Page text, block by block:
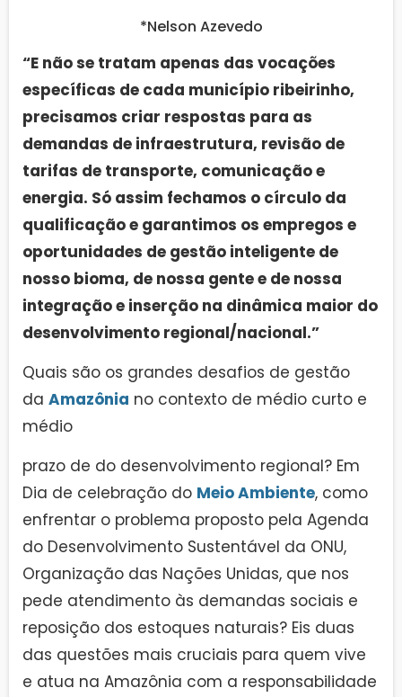
*Nelson Azevedo
“E não se tratam apenas das vocações
específicas de cada município ribeirinho,
precisamos criar respostas para as
demandas de infraestrutura, revisão de
tarifas de transporte, comunicação e
energia. Só assim fechamos o círculo da
qualificação e garantimos os empregos e
oportunidades de gestão inteligente de
nosso bioma, de nossa gente e de nossa
integração e inserção na dinâmica maior do
desenvolvimento regional/nacional.”
Quais são os grandes desafios de gestão
da Amazônia no contexto de médio curto e
médio
prazo de do desenvolvimento regional? Em
Dia de celebração do Meio Ambiente, como
enfrentar o problema proposto pela Agenda
do Desenvolvimento Sustentável da ONU,
Organização das Nações Unidas, que nos
pede atendimento às demandas sociais e
reposição dos estoques naturais? Eis duas
das questões mais cruciais para quem vive
e atua na Amazônia com a responsabilidade